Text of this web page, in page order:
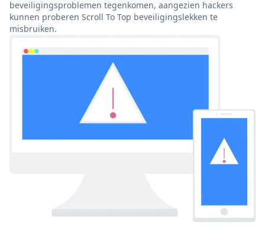
beveiligingsproblemen tegenkomen, aangezien hackers
kunnen proberen Scroll To Top beveiligingslekken te
misbruiken.